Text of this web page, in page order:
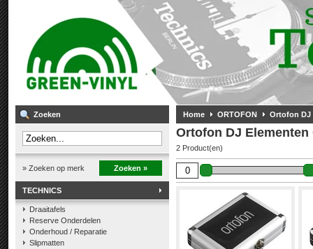
Zoeken
» Zoeken op merk Zoeken »
TECHNICS
Draaitafels
Reserve Onderdelen
Onderhoud / Reparatie
Slipmatten
Home ORTOFON Ortofon DJ
Ortofon DJ Elementen
2 Product(en)